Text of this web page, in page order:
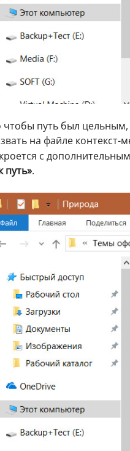
чтобы путь был
на файле
с
путь».